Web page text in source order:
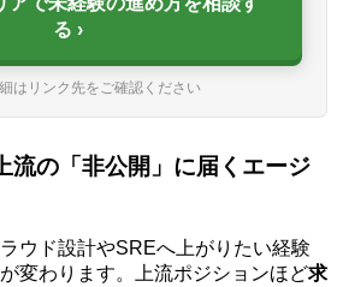
る
細はリンク先をご確認ください
流の「非公開」に届くエージ
ウド設計やSREへ上がりたい経験
変わります。上流ポジションほど求